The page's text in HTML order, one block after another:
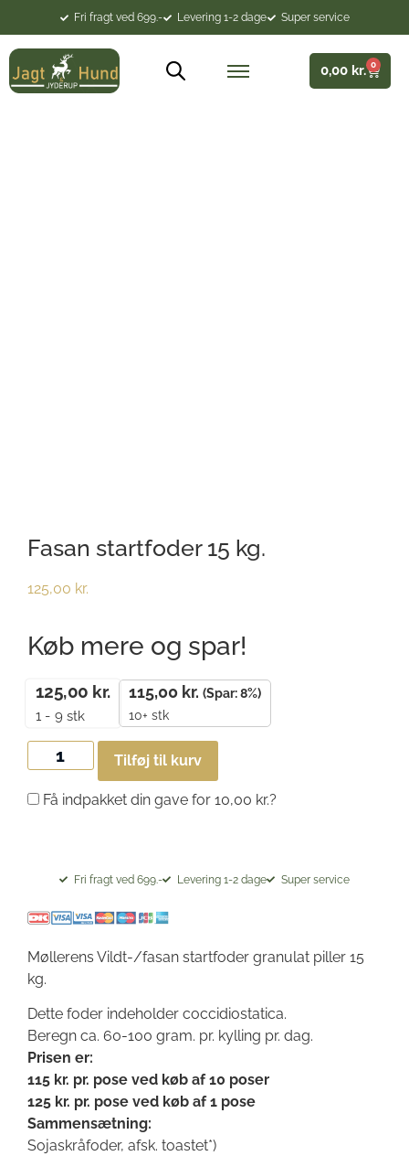
Fri fragt ved 699.- Levering 1-2 dage Super service
0,00 kr. 0
Fasan startfoder 15 kg.
125,00 kr.
Køb mere og spar!
125,00 kr.
1 - 9stk
115,00 kr. (Spar: 8%)
10+ stk
Tilføj til kurv
Få indpakket din gave for 10,00 kr.?
Fri fragt ved 699.- Levering 1-2 dage Super service
Møllerens Vildt-/fasan startfoder granulat piller 15
kg.
Dette foder indeholder coccidiostatica.
Beregn ca. 60-100 gram. pr. kylling pr. dag.
Prisen er:
115 kr. pr. pose ved køb af 10 poser
125 kr. pr. pose ved køb af 1 pose
Sammensætning:
Sojaskråfoder, afsk. toastet*)